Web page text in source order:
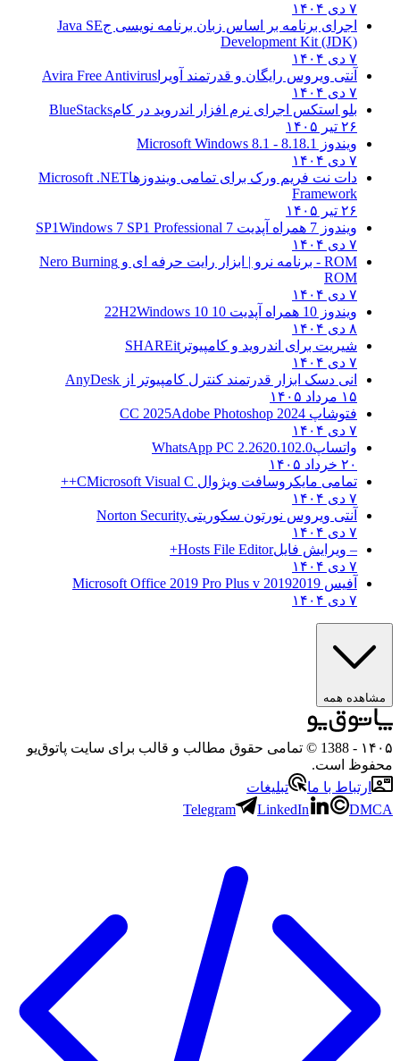
اجرای برنامه بر اساس زبان برنامه نویسی جJava SE
Development Kit (JDK)
آنتی ویروس رایگان و قدرتمند آویراAvira Free Antivirus
بلو استکس اجرای نرم افزار اندروید در کامBlueStacks
ویندوز 8.18.1 - Microsoft Windows 8.1
دات نت فریم ورک برای تمامی ویندوزهاMicrosoft .NET
Framework
ویندوز 7 همراه آپدیت 7 SP1
Windows 7 SP1 Professional
ROM - برنامه نرو | ابزار رایت حرفه ای و
Nero Burning
ROM
ویندوز 10 همراه آپدیت 10 22H2
Windows 10
شیریت برای اندروید و کامپیوترSHAREit
انی دسک ابزار قدرتمند کنترل کامپیوتر ازAnyDesk
فتوشاپ CC 2025Adobe Photoshop 2024
واتساپWhatsApp PC 2.2620.102.0
تمامی مایکروسافت ویژوال CMicrosoft Visual C++
آنتی ویروس نورتون سکوریتیNorton Security
– ویرایش فایلHosts File Editor+
آفیس 20192019 Microsoft Office 2019 Pro Plus v
همه
- 1388 © تمامی حقوق مطالب و قالب برای سایت پاتوق‌یو
است.
با ما
تبلیغات
Telegram
LinkedIn